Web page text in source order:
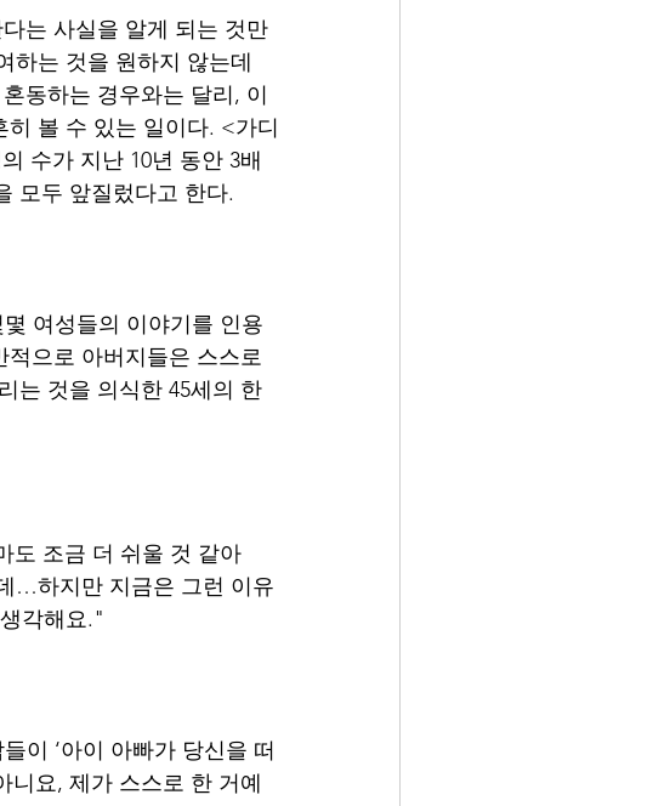
는 사실을 알게 되는 것만
하는 것을 원하지 않는데
동하는 경우와는 달리, 이
볼 수 있는 일이다. <가디
수가 지난 10년 동안 3배
모두 앞질렀다고 한다.
여성들의 이야기를 인용
으로 아버지들은 스스로
는 것을 의식한 45세의 한
도 조금 더 쉬울 것 같아
…하지만 지금은 그런 이유
각해요."
이 ‘아이 아빠가 당신을 떠
니요, 제가 스스로 한 거예